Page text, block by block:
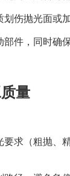
伤抛光面或加
件，同时确
量
求（粗抛、